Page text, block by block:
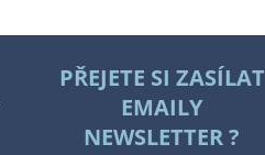
PŘEJETE SI ZASÍLAT
EMAILY
NEWSLETTER ?